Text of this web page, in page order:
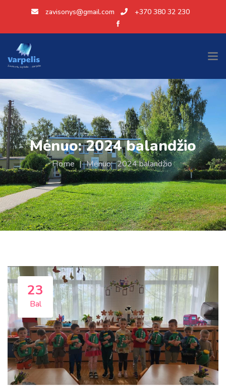
zavisonys@gmail.com +370 380 32 230
Mėnuo:2024 balandžio
Home | Mėnuo: 2024 balandžio
23
Bal